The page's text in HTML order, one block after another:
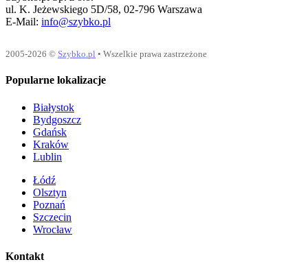
ul. K. Jeżewskiego 5D/58, 02-796 Warszawa
E-Mail: info@szybko.pl
2005-2026 © Szybko.pl • Wszelkie prawa zastrzeżone
Popularne lokalizacje
Białystok
Bydgoszcz
Gdańsk
Kraków
Lublin
Łódź
Olsztyn
Poznań
Szczecin
Wrocław
Kontakt